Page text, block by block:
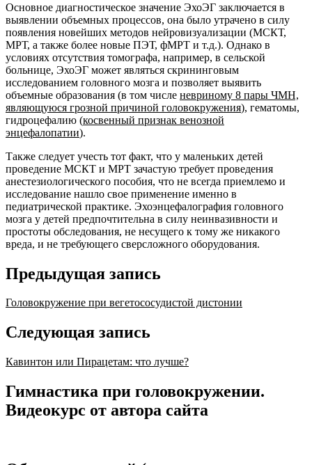
Основное диагностическое значение ЭхоЭГ заключается в
выявлении объемных процессов, она было утрачено в силу
появления новейших методов нейровизуализации (МСКТ,
МРТ, а также более новые ПЭТ, фМРТ и т.д.). Однако в
условиях отсутствия томографа, например, в сельской
больнице, ЭхоЭГ может являться скрининговым
исследованием головного мозга и позволяет выявить
объемные образования (в том числе невриному 8 пары ЧМН,
являющуюся грозной причиной головокружения), гематомы,
гидроцефалию (косвенный признак венозной
энцефалопатии).
Также следует учесть тот факт, что у маленьких детей
проведение МСКТ и МРТ зачастую требует проведения
анестезиологического пособия, что не всегда приемлемо и
исследование нашло свое применение именно в
педиатрической практике. Эхоэнцефалография головного
мозга у детей предпочтительна в силу неинвазивности и
простоты обследования, не несущего к тому же никакого
вреда, и не требующего сверсложного оборудования.
Предыдущая запись
Головокружение при вегетососудистой дистонии
Следующая запись
Кавинтон или Пирацетам: что лучше?
Гимнастика при головокружении.
Видеокурс от автора сайта